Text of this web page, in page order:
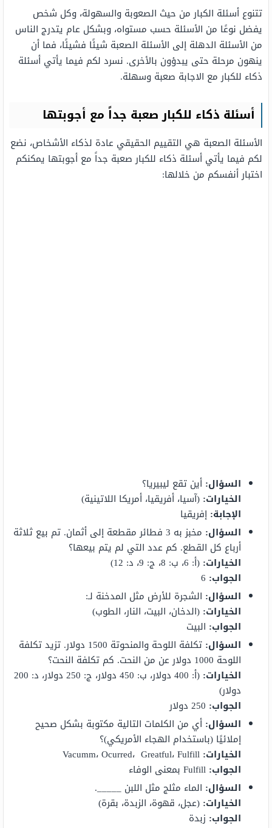
تتنوع أسئلة الكبار من حيث الصعوبة والسهولة، وكل شخص
يفضل نوعًا من الأسئلة حسب مستواه، وبشكل عام يتدرج الناس
من الأسئلة الدهلة إلى الأسئلة الصعبة شيئًا فشيئًا، فما أن
ينهون مرحلة حتى يبدؤون بالأخرى. نسرد لكم فيما يأتي أسئلة
ذكاء للكبار مع الاجابة صعبة وسهلة.
أسئلة ذكاء للكبار صعبة جداً مع أجوبتها
الأسئلة الصعبة هي التقييم الحقيقي عادة لذكاء الأشخاص، نضع
لكم فيما يأتي أسئلة ذكاء للكبار صعبة جداً مع أجوبتها يمكنكم
اختبار أنفسكم من خلالها:
السؤال: أين تقع ليبيريا؟
الخيارات: (آسيا، أفريقيا، أمريكا اللاتينية)
الإجابة: إفريقيا
السؤال:
مخبز به 3 فطائر مقطعة إلى أثمان. تم بيع ثلاثة
أرباع كل القطع. كم عدد التي لم يتم بيعها؟
الخيارات: (أ: 6، ب: 8، ج: 9، د: 12)
الجواب:
السؤال: الشجرة للأرض مثل المدخنة لـ:
الخيارات: (الدخان، البيت، النار، الطوب)
الجواب: البيت
السؤال:
تكلفة اللوحة والمنحوتة 1500 دولار. تزيد تكلفة
اللوحة 1000 دولار عن من النحت. كم تكلفة النحت؟
الخيارات:
(أ: 400 دولار، ب: 450 دولار، ج: 250 دولار، د: 200
دولار)
الجواب:
السؤال: أي من الكلمات التالية مكتوبة بشكل صحيح
إملائيًا (باستخدام الهجاء الأمريكي)؟
الخيارات:
الجواب:
السؤال: الماء مثلج مثل اللبن _____.
الخيارات: (عجل، قهوة، الزبدة، بقرة)
الجواب: زبدة